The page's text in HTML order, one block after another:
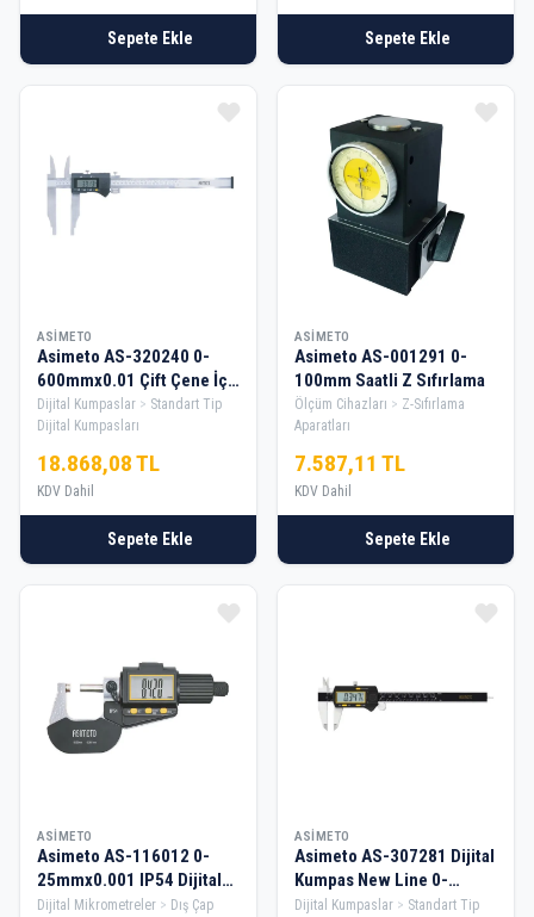
Sepete Ekle Sepete Ekle
ASIMETO
Asimeto AS-320240 0-
600mmx0.01 Çift Çene İç
Çap Dijital Kumpas
Dijital Kumpaslar
Standart Tip
Dijital Kumpasları
18.868,08 TL
KDV Dahil
Sepete Ekle
ASIMETO
Asimeto AS-001291 0-
100mm Saatli Z Sıfırlama
Ölçüm Cihazları
Z-Sıfırlama
Aparatları
7.587,11 TL
KDV Dahil
Sepete Ekle
ASIMETO
Asimeto AS-116012 0-
25mmx0.001 IP54 Dijital
Dış Çap Mikrometre
Dijital Mikrometreler
Dış Çap
ASIMETO
Asimeto AS-307281 Dijital
Kumpas New Line 0-
200mmx0.01
Dijital Kumpaslar
Standart Tip